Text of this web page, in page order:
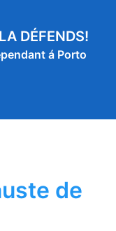
DÉFENDS!
á Porto
de